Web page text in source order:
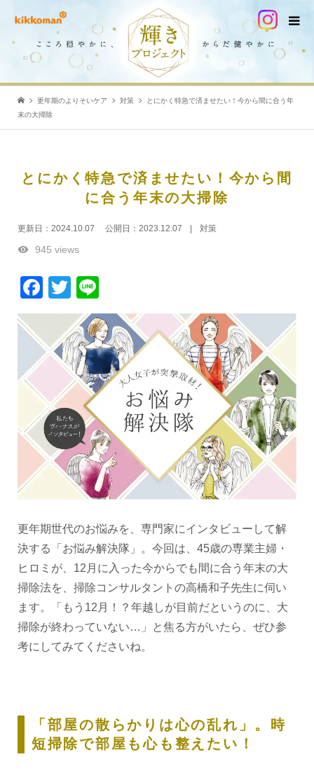
更年期のよりそいケア 対策
とにかく特急で済ませたい！今から間に合う年
末の大掃除
とにかく特急で済ませたい！今から間
に合う年末の大掃除
更新日： 2024.10.07 公開日： 2023.12.07 対策
945 views
Facebook
Twitter
更年期世代のお悩みを、専門家にインタビューして解
決する「お悩み解決隊」。今回は、45歳の専業主婦・
ヒロミが、12月に入った今からでも間に合う年末の大
掃除法を、掃除コンサルタントの高橋和子先生に伺い
ます。「もう12月！？年越しが目前だというのに、大
掃除が終わっていない…」と焦る方がいたら、ぜひ参
考にしてみてくださいね。
「部屋の散らかりは心の乱れ」。時
短掃除で部屋も心も整えたい！